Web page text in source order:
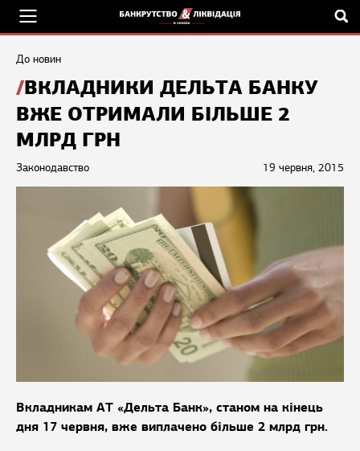
До новин
ВКЛАДНИКИ ДЕЛЬТА БАНКУ
ВЖЕ ОТРИМАЛИ БІЛЬШЕ 2
МЛРД ГРН
19 червня, 2015
Законодавство
Вкладникам АТ «Дельта Банк», станом на кінець
дня 17 червня, вже виплачено більше 2 млрд грн.